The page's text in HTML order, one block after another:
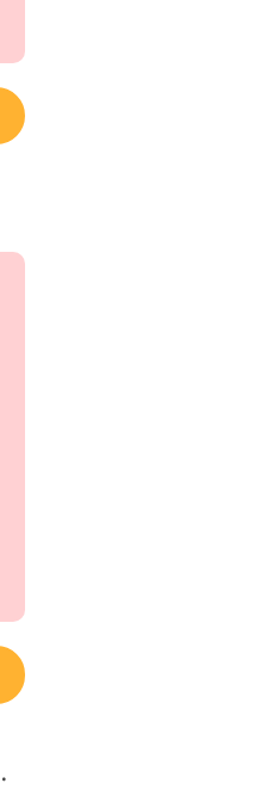
"Passion"